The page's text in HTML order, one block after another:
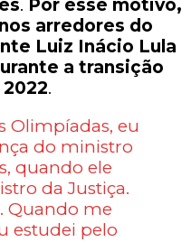
. Por esse motivo,
arredores do
Luiz Inácio Lula
a transição
.
Olimpíadas, eu
do ministro
quando ele
da Justiça.
Quando me
estudei pelo